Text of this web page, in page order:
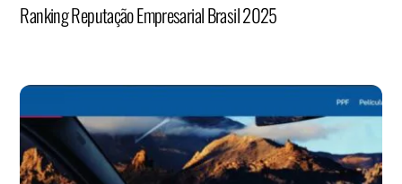
Ranking Reputação Empresarial Brasil 2025